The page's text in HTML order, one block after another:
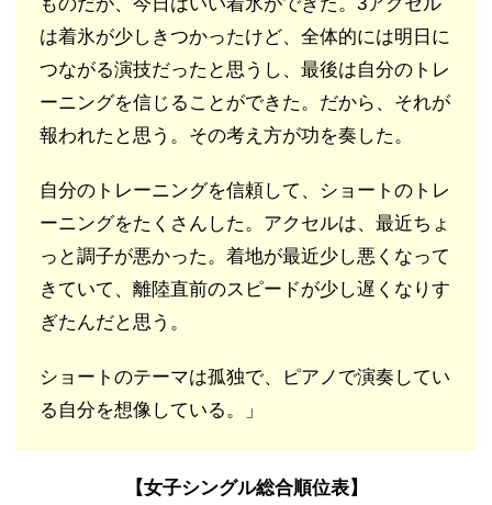
は着氷が少しきつかったけど、全体的には明日に
つながる演技だったと思うし、最後は自分のトレ
ーニングを信じることができた。だから、それが
報われたと思う。その考え方が功を奏した。
自分のトレーニングを信頼して、ショートのトレ
ーニングをたくさんした。アクセルは、最近ちょ
っと調子が悪かった。着地が最近少し悪くなって
きていて、離陸直前のスピードが少し遅くなりす
ぎたんだと思う。
ショートのテーマは孤独で、ピアノで演奏してい
る自分を想像している。」
【女子シングル総合順位表】